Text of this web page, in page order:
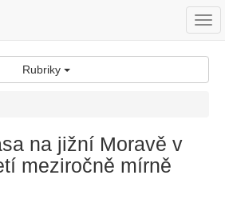
Rubriky
na jižní Moravě v
meziročně mírně